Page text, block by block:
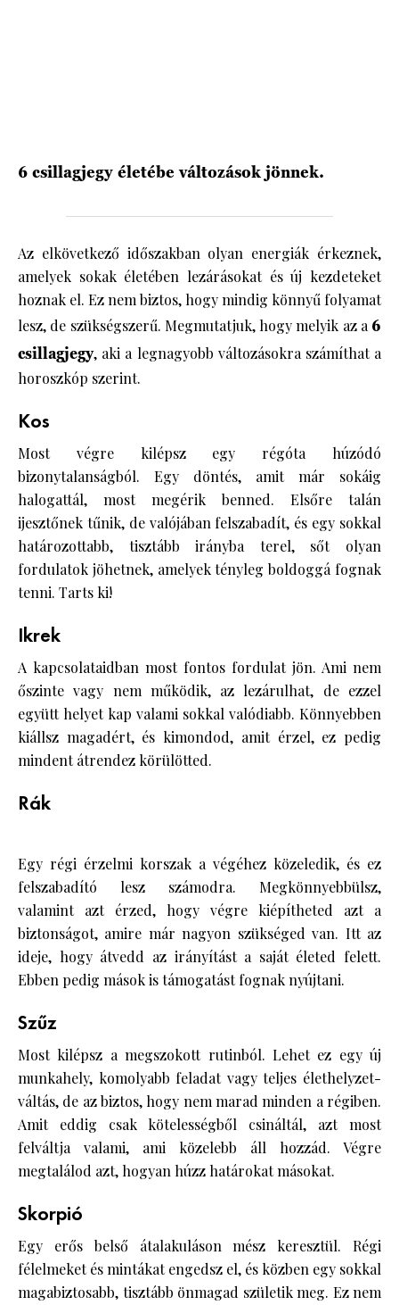
6 csillagjegy életébe változások jönnek.
Az elkövetkező időszakban olyan energiák érkeznek,
amelyek sokak életében lezárásokat és új kezdeteket
hoznak el. Ez nem biztos, hogy mindig könnyű folyamat
lesz, de szükségszerű. Megmutatjuk, hogy melyik az a6
csillagjegy, aki a legnagyobb változásokra számíthat a
horoszkóp szerint.
Kos
Most végre kilépsz egy régóta húzódó
bizonytalanságból. Egy döntés, amit már sokáig
halogattál, most megérik benned. Elsőre talán
ijesztőnek tűnik, de valójában felszabadít, és egy sokkal
határozottabb, tisztább irányba terel, sőt olyan
fordulatok jöhetnek, amelyek tényleg boldoggá fognak
tenni. Tarts ki!
Ikrek
A kapcsolataidban most fontos fordulat jön. Ami nem
őszinte vagy nem működik, az lezárulhat, de ezzel
együtt helyet kap valami sokkal valódiabb. Könnyebben
kiállsz magadért, és kimondod, amit érzel, ez pedig
mindent átrendez körülötted.
Rák
Egy régi érzelmi korszak a végéhez közeledik, és ez
felszabadító lesz számodra. Megkönnyebbülsz,
valamint azt érzed, hogy végre kiépítheted azt a
biztonságot, amire már nagyon szükséged van. Itt az
ideje, hogy átvedd az irányítást a saját életed felett.
Ebben pedig mások is támogatást fognak nyújtani.
Szűz
Most kilépsz a megszokott rutinból. Lehet ez egy új
munkahely, komolyabb feladat vagy teljes élethelyzet-
váltás, de az biztos, hogy nem marad minden a régiben.
Amit eddig csak kötelességből csináltál, azt most
felváltja valami, ami közelebb áll hozzád. Végre
megtalálod azt, hogyan húzz határokat másokat.
Skorpió
Egy erős belső átalakuláson mész keresztül. Régi
félelmeket és mintákat engedsz el, és közben egy sokkal
magabiztosabb, tisztább önmagad születik meg. Ez nem